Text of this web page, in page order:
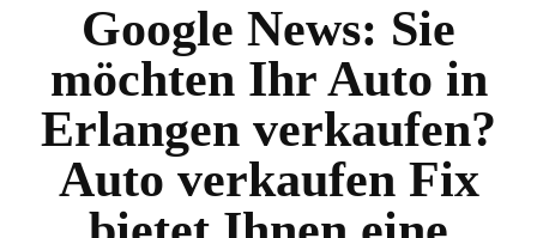
Google News: Sie
möchten Ihr Auto in
Erlangen verkaufen?
Auto verkaufen Fix